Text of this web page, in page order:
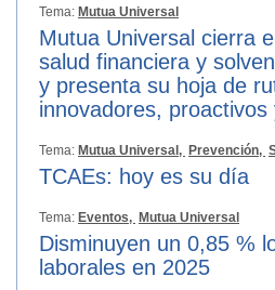
Tema: Mutua Universal
Mutua Universal cierra
salud financiera y
y presenta su hoja de
innovadores,
Tema: Mutua Universal, Prevención,
TCAEs: hoy es su día
Tema: Eventos, Mutua Universal
Disminuyen un 0,85 %
laborales en 2025